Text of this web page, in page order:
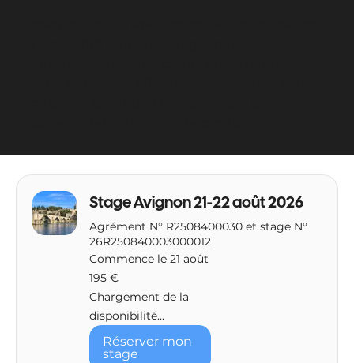
Stage Avignon 21-22 août 2026
Agrément N° R2508400030 et stage N°
26R250840003000012
Commence le 21 août
195
euros
195 €
Chargement de la
disponibilité...
Réserver mon
stage